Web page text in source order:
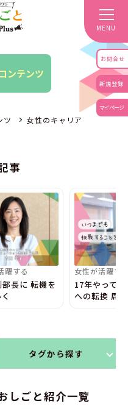
新規登録
マイページ
お問合せ
MENU
ンテンツ
ツ 女性のキャリア
事
躍する
長に 転機を
女性が活躍す
17年やって
への転換 周
タグから探す
しごと紹介一覧